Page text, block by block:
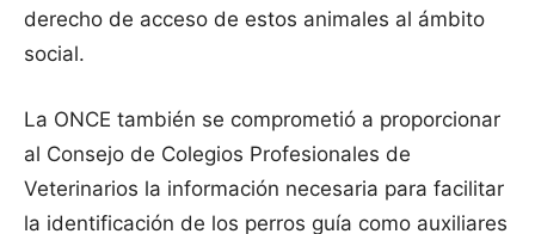
derecho de acceso de estos animales al ámbito
social.
La ONCE también se comprometió a proporcionar
al Consejo de Colegios Profesionales de
Veterinarios la información necesaria para facilitar
la identificación de los perros guía como auxiliares